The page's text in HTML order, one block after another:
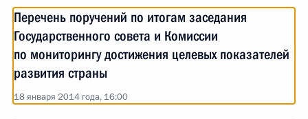
Перечень поручений по итогам заседания
Государственного совета и Комиссии
по мониторингу достижения целевых показателей
развития страны
18 января 2014 года, 16:00